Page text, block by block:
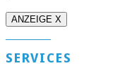
ANZEIGE X
SERVICES